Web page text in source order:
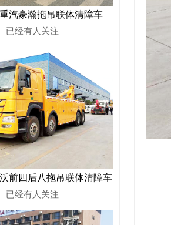
汽豪瀚拖吊联体清障车
已经有人关注
前四后八拖吊联体清障车
已经有人关注